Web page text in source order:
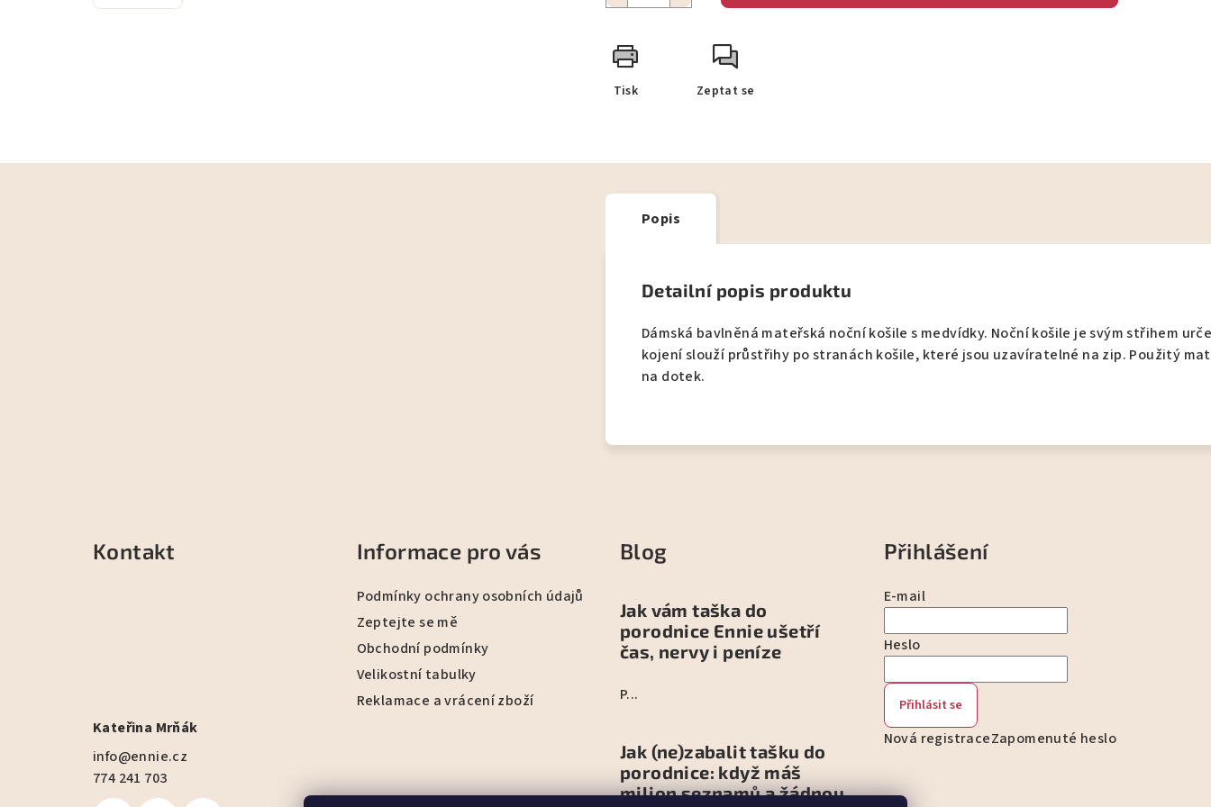
Tisk Zeptat se
Popis
Detailní popis produktu
Dámská bavlněná mateřská noční košile s medvídky. Noční košile je svým střihem
kojení slouží průstřihy po stranách košile, které jsou uzavíratelné na zip. Použitý
na dotek.
Kontakt
Kateřina Mrňák
info@ennie.cz
774 241 703
Informace pro vás
Podmínky ochrany osobních údajů
Zeptejte se mě
Obchodní podmínky
Velikostní tabulky
Reklamace a vrácení zboží
Blog
Jak vám taška do
porodnice Ennie ušetří
čas, nervy i peníze
P...
Jak (ne)zabalit tašku do
porodnice: když máš
milion seznamů a žádnou
Přihlášení
E-mail
Heslo
Přihlásit se
Nová registraceZapomenuté heslo